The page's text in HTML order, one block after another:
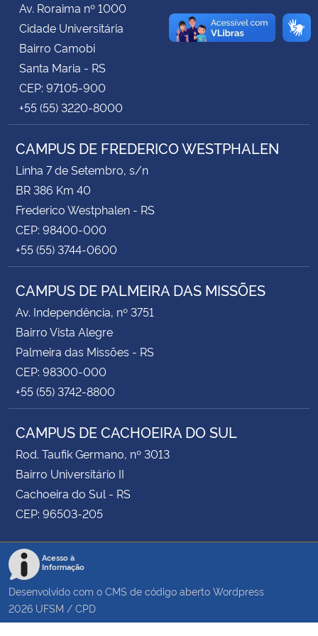
Secretaria-Geral
Secretaria de Governo
Gabinete de Segurança Institucional
Advocacia-Geral da União
Av. Roraima nº 1000
Cidade Universitária
Bairro Camobi
Santa Maria - RS
CEP: 97105-900
+55 (55) 3220-8000
CAMPUS DE FREDERICO WESTPHALEN
Linha 7 de Setembro, s/n
BR 386 Km 40
Frederico Westphalen - RS
CEP: 98400-000
+55 (55) 3744-0600
CAMPUS DE PALMEIRA DAS MISSÕES
Av. Independência, nº 3751
Bairro Vista Alegre
Palmeira das Missões - RS
CEP: 98300-000
+55 (55) 3742-8800
CAMPUS DE CACHOEIRA DO SUL
Rod. Taufik Germano, nº 3013
Bairro Universitário II
Cachoeira do Sul - RS
CEP: 96503-205
Acesso à
Informação
Desenvolvido com o CMS de código aberto Wordpress
2026 UFSM / CPD